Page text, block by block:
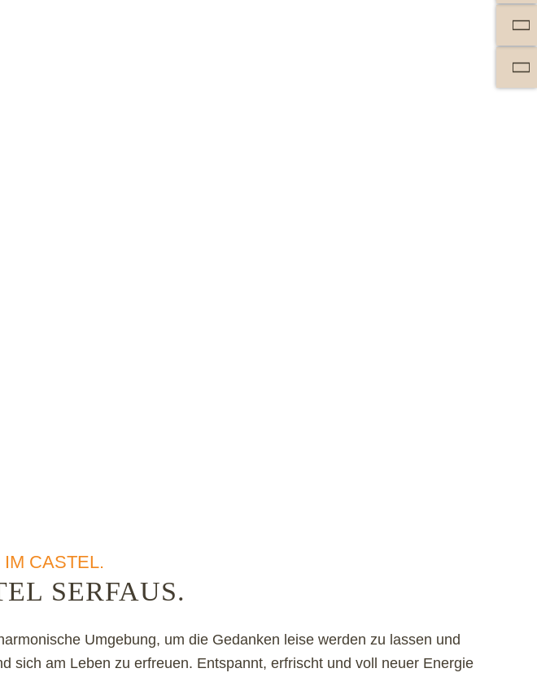
CASTEL.
SERFAUS.
Umgebung, um die Gedanken leise werden zu lassen und
sich am Leben zu erfreuen. Entspannt, erfrischt und voll neuer Energie